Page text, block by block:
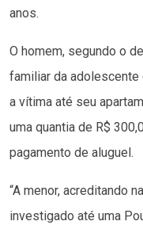
anos.
O homem, segundo o
familiar da adolescente
a vítima até seu
uma quantia de R$
pagamento de aluguel.
“A menor, acreditando
investigado até uma